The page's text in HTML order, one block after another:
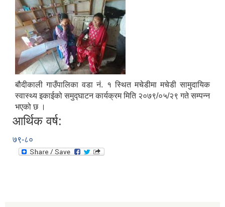
बौदीकाली गाउँपालिका वडा नं. १ स्थित मचेडीमा मचेडी सामुदायिक
स्वास्थ्य इकाईको समुद्घाटन कार्यक्रम मिति २०७९/०५/२९ गते सम्पन्न
भएको छ ।
आर्थिक वर्ष:
७९-८०